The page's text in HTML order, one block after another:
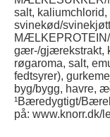
salt,
svinekød/
gær-/gjærekstrakt,
røgaroma, salt,
fedtsyrer),
byg/bygg, havre,
¹Bæredygtigt/
på: www.knorr.dk/